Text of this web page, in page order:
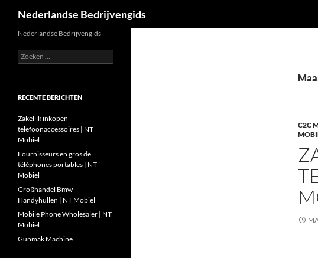
Nederlandse Bedrijvengids
C2C
Nederlandse Bedrijvengids
Zoeken
naar:
RECENTE BERICHTEN
Zakelijk inkopen
telefoonaccessoires | NT
Mobiel
Fournisseurs en gros de
téléphones portables | NT
Mobiel
Großhandel Bmw
Handyhüllen | NT Mobiel
Mobile Phone Wholesaler | NT
Mobiel
Gunmak Machine